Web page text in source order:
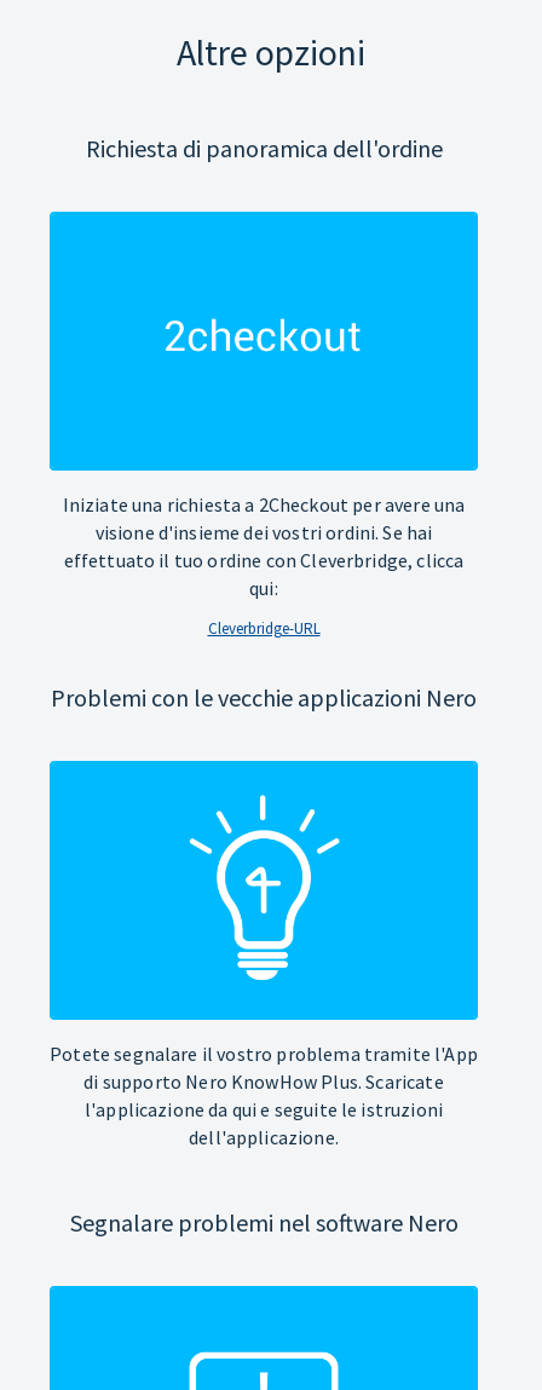
Altre opzioni
Richiesta di panoramica dell'ordine
Iniziate una richiesta a 2Checkout per avere una
visione d'insieme dei vostri ordini. Se hai
effettuato il tuo ordine con Cleverbridge, clicca
qui:
Cleverbridge-URL
Problemi con le vecchie applicazioni Nero
Potete segnalare il vostro problema tramite l'App
di supporto Nero KnowHow Plus. Scaricate
l'applicazione da qui e seguite le istruzioni
dell'applicazione.
Segnalare problemi nel software Nero